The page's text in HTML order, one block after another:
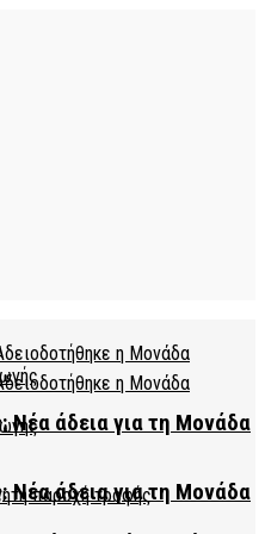
Νέα άδεια για τη Μονάδα
Νέα άδεια για τη Μονάδα